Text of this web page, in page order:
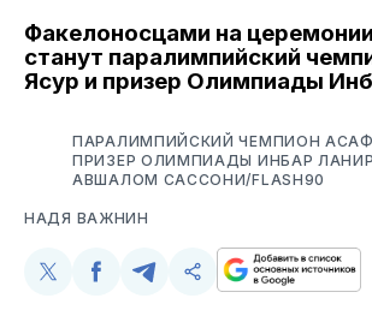
Факелоносцами на
станут паралимпийский
Ясур и призер Олимпиады
ПАРАЛИМПИЙСКИЙ ЧЕМПИОН АСАФ
ПРИЗЕР ОЛИМПИАДЫ ИНБАР
АВШАЛОМ САССОНИ/FLASH90
НАДЯ ВАЖНИН
Поделиться
Поделиться
Поделиться
Скопируйте